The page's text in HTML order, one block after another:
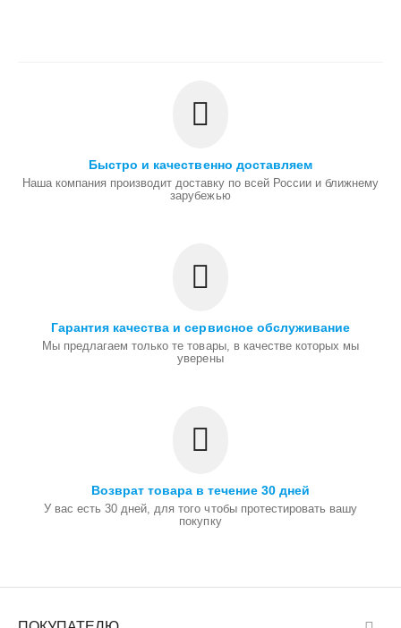
Быстро и качественно доставляем
Наша компания производит доставку по всей России и ближнему
зарубежью
Гарантия качества и сервисное обслуживание
Мы предлагаем только те товары, в качестве которых мы
уверены
Возврат товара в течение 30 дней
У вас есть 30 дней, для того чтобы протестировать вашу
покупку